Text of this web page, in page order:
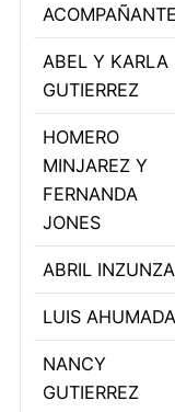
ACOMPAÑANTE
ABEL Y KARLA
GUTIERREZ
HOMERO
MINJAREZ Y
FERNANDA
JONES
ABRIL INZUNZA
LUIS AHUMADA
NANCY
GUTIERREZ